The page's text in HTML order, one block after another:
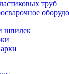
труб
шпилек